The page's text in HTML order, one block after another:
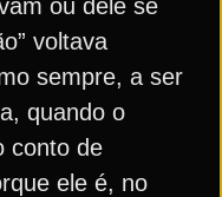
ou dele se
voltava
sempre, a ser
quando o
conto de
ele é, no